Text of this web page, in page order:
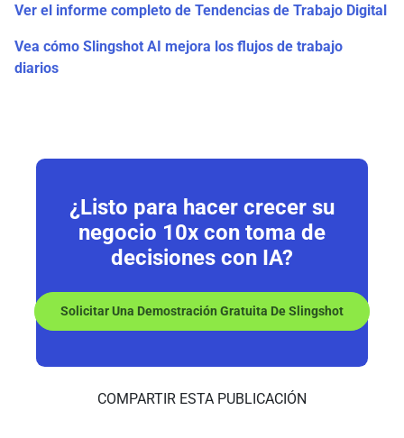
Ver el informe completo de Tendencias de Trabajo Digital
Vea cómo Slingshot AI mejora los flujos de trabajo
diarios
¿Listo para hacer crecer su
negocio 10x con toma de
decisiones con IA?
Solicitar Una Demostración Gratuita De Slingshot
COMPARTIR ESTA PUBLICACIÓN